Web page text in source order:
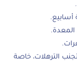
أسابيع.
المعدة.
الترهلات، خاصة